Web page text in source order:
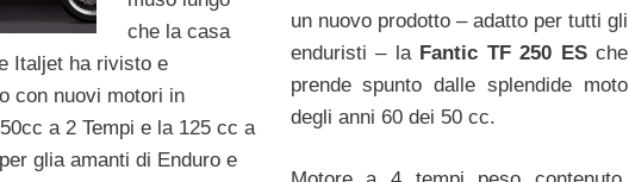
che la casa
Italjet ha rivisto e
con nuovi motori in
a 2 Tempi e la 125 cc a
glia amanti di Enduro e
un nuovo prodotto – adatto per tutti gli
enduristi – la Fantic TF 250 ESche
prende spunto dalle splendide moto
degli anni 60 dei 50 cc.